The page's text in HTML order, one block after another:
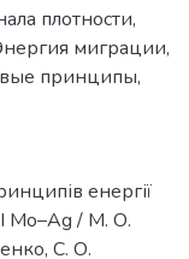
плотности,
миграции,
принципы,
енергії
Mo–Ag / М. О.
С. О.